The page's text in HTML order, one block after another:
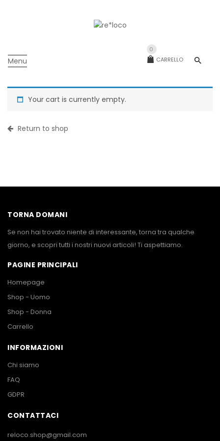
Menu CARRELLO
0
Your cart is currently empty.
Return to shop
TORNA DOMANI
Se non hai trovato niente di interessante, torna tra qualche
giorno, e scopri tutti i nostri nuovi articoli! Ti aspettiamo.
PAGINE PRINCIPALI
Homepage
Shop - Uomo
Shop - Donna
Carrello
INFORMAZIONI
Chi siamo
FAQ
GDPR
CONTATTACI
reloco.shop@gmail.com